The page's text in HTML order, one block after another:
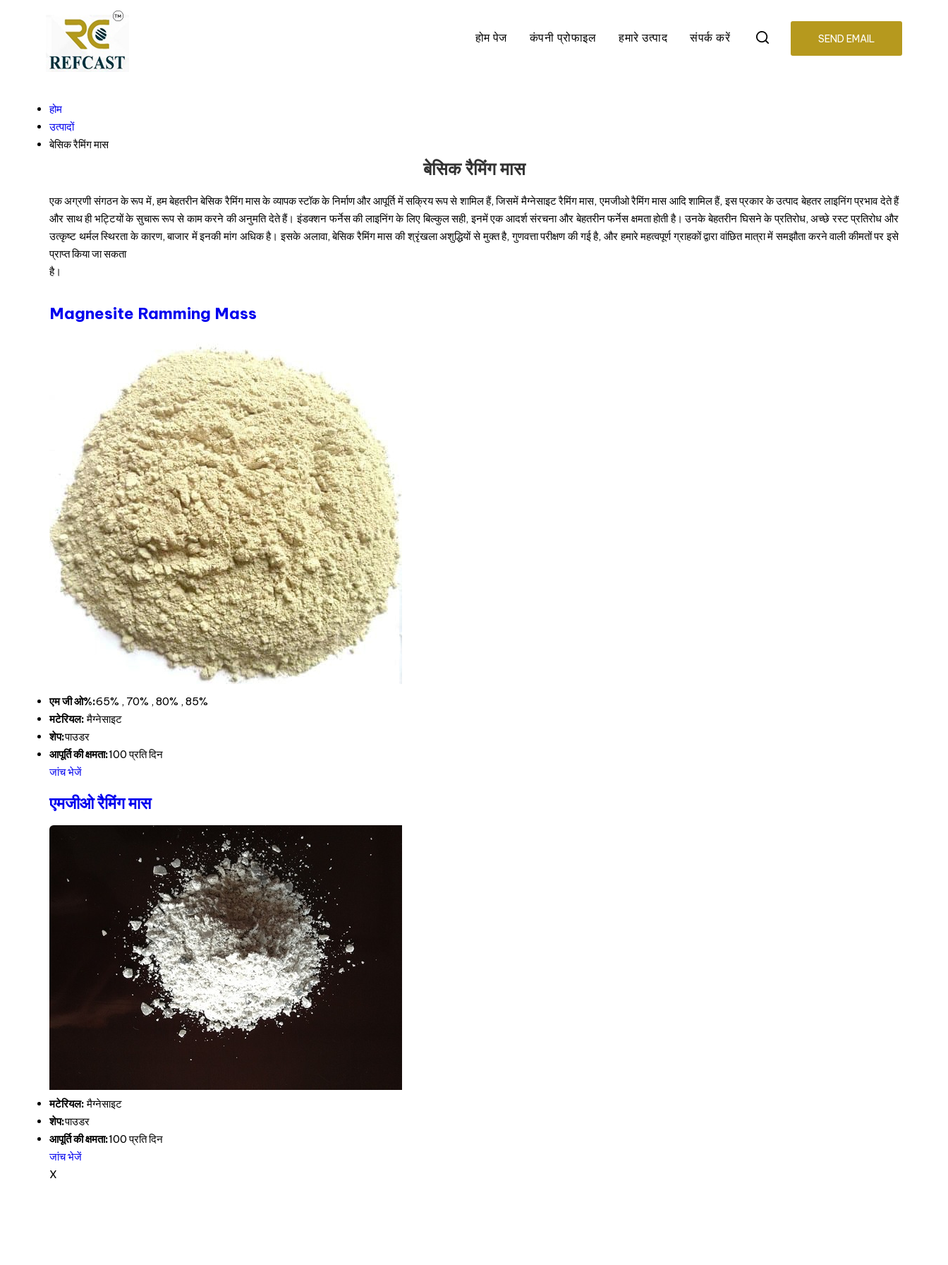
होम पेज कंपनी प्रोफाइल हमारे उत्पाद संपर्क करें SEND EMAIL
होम
उत्पादों
बेसिक रैमिंग मास
बेसिक रैमिंग मास
एक अग्रणी संगठन के रूप में, हम बेहतरीन बेसिक रैमिंग मास के व्यापक स्टॉक के निर्माण और आपूर्ति में सक्रिय रूप से शामिल हैं, जिसमें मैग्नेसाइट रैमिंग मास, एमजीओ रैमिंग मास आदि शामिल हैं, इस प्रकार के उत्पाद बेहतर लाइनिंग प्रभाव देते हैं
और साथ ही भट्टियों के सुचारू रूप से काम करने की अनुमति देते हैं। इंडक्शन फर्नेस की लाइनिंग के लिए बिल्कुल सही, इनमें एक आदर्श संरचना और बेहतरीन फर्नेस क्षमता होती है। उनके बेहतरीन घिसने के प्रतिरोध, अच्छे रस्ट प्रतिरोध और
उत्कृष्ट थर्मल स्थिरता के कारण, बाजार में इनकी मांग अधिक है। इसके अलावा, बेसिक रैमिंग मास की श्रृंखला अशुद्धियों से मुक्त है, गुणवत्ता परीक्षण की गई है, और हमारे महत्वपूर्ण ग्राहकों द्वारा वांछित मात्रा में समझौता करने वाली कीमतों पर इसे
प्राप्त किया जा सकता
है।
Magnesite Ramming Mass
एम जी ओ%:65% , 70% , 80% , 85%
मटेरियल:मैग्नेसाइट
शेप:पाउडर
आपूर्ति की क्षमता:100 प्रति दिन
जांच भेजें
एमजीओ रैमिंग मास
मटेरियल:मैग्नेसाइट
शेप:पाउडर
आपूर्ति की क्षमता:100 प्रति दिन
जांच भेजें
X